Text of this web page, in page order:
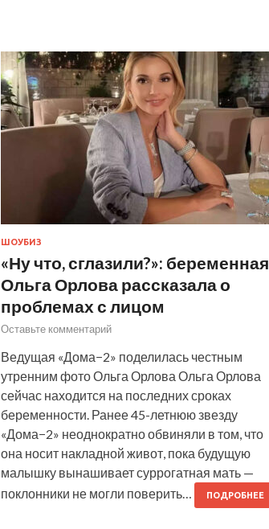
ШОУБИЗ
«Ну что, сглазили?»: беременная
Ольга Орлова рассказала о
проблемах с лицом
Оставьте комментарий
Ведущая «Дома−2» поделилась честным
утренним фото Ольга Орлова Ольга Орлова
сейчас находится на последних сроках
беременности. Ранее 45-летнюю звезду
«Дома−2» неоднократно обвиняли в том, что
она носит накладной живот, пока будущую
малышку вынашивает суррогатная мать —
поклонники не могли поверить…
ПОДРОБНЕЕ